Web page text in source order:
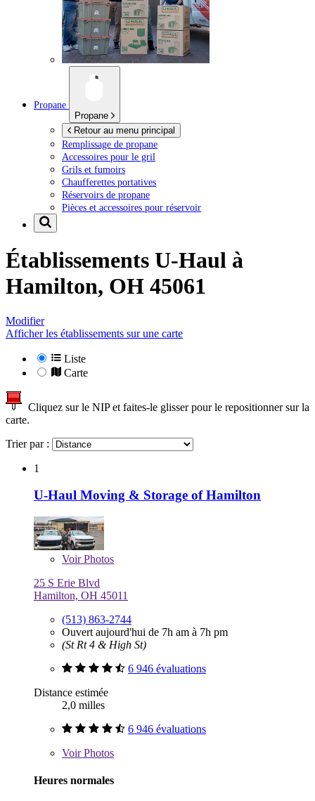
Propane
Propane
Retour au menu principal
Remplissage de propane
Accessoires pour le gril
Grils et fumoirs
Chaufferettes portatives
Réservoirs de propane
Pièces et accessoires pour réservoir
Établissements U-Haul à
Hamilton, OH 45061
Modifier
Afficher les établissements sur une carte
Liste
Carte
Cliquez sur le NIP et faites-le glisser pour le repositionner sur la
carte.
Trier par :
1
U-Haul Moving & Storage of Hamilton
VoirPhotos
25 S Erie Blvd
Hamilton, OH 45011
(513) 863-2744
Ouvert aujourd'hui de 7h am à 7h pm
(St Rt 4 & High St)
6 946 évaluations
Distance estimée
2,0 milles
6 946 évaluations
VoirPhotos
Heures normales